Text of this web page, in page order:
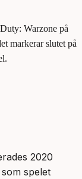
Warzone på
markerar slutet på
2020
spelet